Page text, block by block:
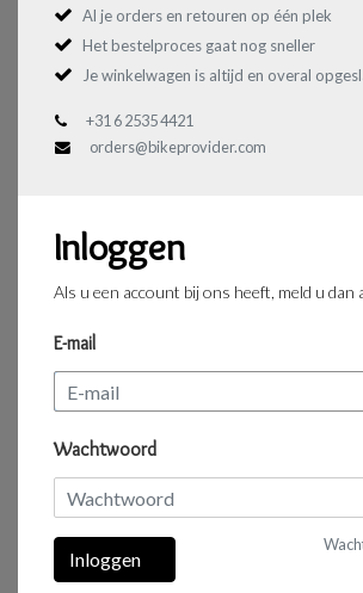
Al je orders en retouren op één plek
Het bestelproces gaat nog sneller
Je winkelwagen is altijd en overal
+31 6 2535 4421
orders@bikeprovider.com
Inloggen
Als u een account bij ons heeft, meld u dan
E-mail
Wachtwoord
Inloggen